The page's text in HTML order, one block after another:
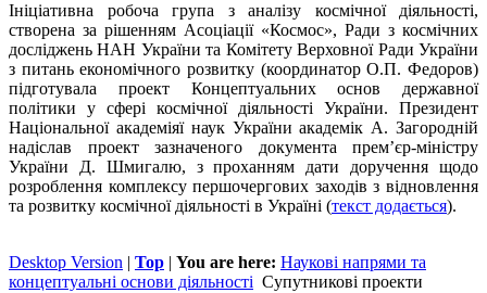
Ініціативна робоча група з аналізу космічної діяльності,
створена за рішенням Асоціації «Космос», Ради з космічних
досліджень НАН України та Комітету Верховної Ради України
з питань економічного розвитку (координатор О.П. Федоров)
підготувала проект Концептуальних основ державної
політики у сфері космічної діяльності України. Президент
Національної академіяї наук України академік А. Загородній
надіслав проект зазначеного документа прем’єр-міністру
України Д. Шмигалю, з проханням дати доручення щодо
розроблення комплексу першочергових заходів з відновлення
та розвитку космічної діяльності в Україні (текст додається).
Desktop Version | Top | You are here: Наукові напрями та
концептуальні основи діяльності Супутникові проекти